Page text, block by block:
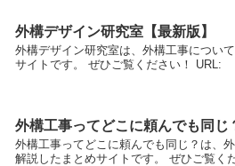
外構デザイン研究室【最新版】
外構デザイン研究室は、外構工事につい
サイトです。 ぜひご覧ください！ URL:
外構工事ってどこに頼んでも同じ
外構工事ってどこに頼んでも同じ？は、
解説したまとめサイトです。 ぜひご覧く